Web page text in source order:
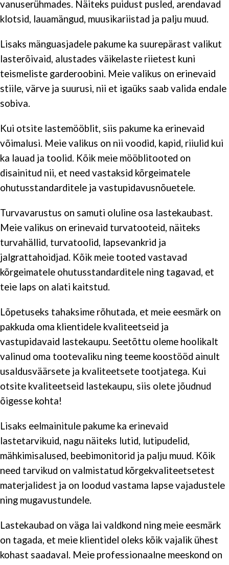
vanuserühmades. Näiteks puidust pusled, arendavad
klotsid, lauamängud, muusikariistad ja palju muud.
Lisaks mänguasjadele pakume ka suurepärast valikut
lasterõivaid, alustades väikelaste riietest kuni
teismeliste garderoobini. Meie valikus on erinevaid
stiile, värve ja suurusi, nii et igaüks saab valida endale
sobiva.
Kui otsite lastemööblit, siis pakume ka erinevaid
võimalusi. Meie valikus on nii voodid, kapid, riiulid kui
ka lauad ja toolid. Kõik meie mööblitooted on
disainitud nii, et need vastaksid kõrgeimatele
ohutusstandarditele ja vastupidavusnõuetele.
Turvavarustus on samuti oluline osa lastekaubast.
Meie valikus on erinevaid turvatooteid, näiteks
turvahällid, turvatoolid, lapsevankrid ja
jalgrattahoidjad. Kõik meie tooted vastavad
kõrgeimatele ohutusstandarditele ning tagavad, et
teie laps on alati kaitstud.
Lõpetuseks tahaksime rõhutada, et meie eesmärk on
pakkuda oma klientidele kvaliteetseid ja
vastupidavaid lastekaupu. Seetõttu oleme hoolikalt
valinud oma tootevaliku ning teeme koostööd ainult
usaldusväärsete ja kvaliteetsete tootjatega. Kui
otsite kvaliteetseid lastekaupu, siis olete jõudnud
õigesse kohta!
Lisaks eelmainitule pakume ka erinevaid
lastetarvikuid, nagu näiteks lutid, lutipudelid,
mähkimisalused, beebimonitorid ja palju muud. Kõik
need tarvikud on valmistatud kõrgekvaliteetsetest
materjalidest ja on loodud vastama lapse vajadustele
ning mugavustundele.
Lastekaubad on väga lai valdkond ning meie eesmärk
on tagada, et meie klientidel oleks kõik vajalik ühest
kohast saadaval. Meie professionaalne meeskond on